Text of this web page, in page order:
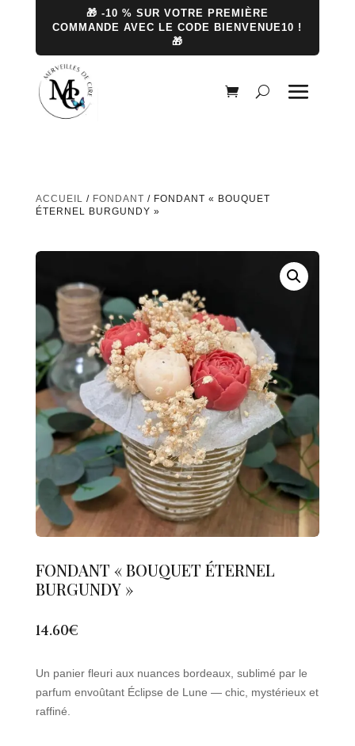
🎁 -10 % SUR VOTRE PREMIÈRE
COMMANDE AVEC LE CODE BIENVENUE10 !
🎁
ACCUEIL / FONDANT / FONDANT « BOUQUET
ÉTERNEL BURGUNDY »
FONDANT « BOUQUET ÉTERNEL
BURGUNDY »
14.60€
Un panier fleuri aux nuances bordeaux, sublimé par le
parfum envoûtant Éclipse de Lune — chic, mystérieux et
raffiné.